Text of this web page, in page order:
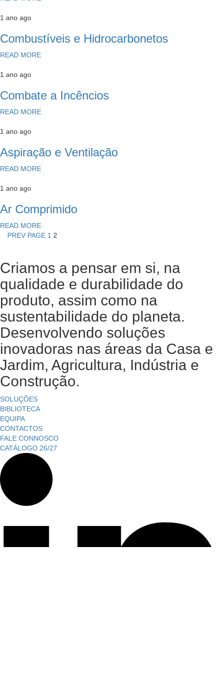
1 ano ago
Combustíveis e Hidrocarbonetos
READ MORE
1 ano ago
Combate a Incêncios
READ MORE
1 ano ago
Aspiração e Ventilação
READ MORE
1 ano ago
Ar Comprimido
READ MORE
PREV PAGE 1 2
Criamos a pensar em si, na
qualidade e durabilidade do
produto, assim como na
sustentabilidade do planeta.
Desenvolvendo soluções
inovadoras nas áreas da Casa e
Jardim, Agricultura, Indústria e
Construção.
SOLUÇÕES
BIBLIOTECA
EQUIPA
CONTACTOS
FALE CONNOSCO
CATÁLOGO 26/27